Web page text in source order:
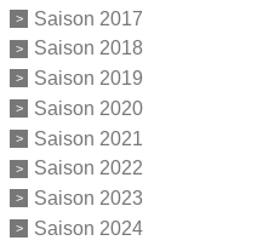
Saison 2017
Saison 2018
Saison 2019
Saison 2020
Saison 2021
Saison 2022
Saison 2023
Saison 2024